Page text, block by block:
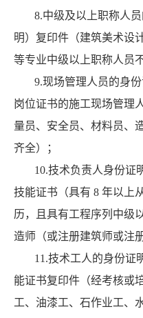
8.中级及以上职称人
明）复印件（建筑美术设
等专业中级以上职称人员
9.现场管理人员的身
岗位证书的施工现场管理
量员、安全员、材料员、
齐全）；
10.技术负责人身份证
技能证书（具有 8 年以上
历，且具有工程序列中级
造师（或注册建筑师或注
11.技术工人的身份证
能证书复印件（经考核或
工、油漆工、石作业工、